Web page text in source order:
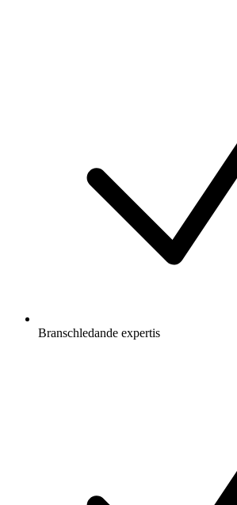
Branschledande expertis